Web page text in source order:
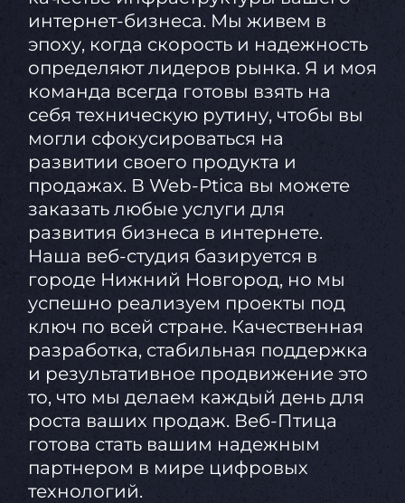
интернет-бизнеса. Мы живем в
эпоху, когда скорость и надежность
определяют лидеров рынка. Я и моя
команда всегда готовы взять на
себя техническую рутину, чтобы вы
могли сфокусироваться на
развитии своего продукта и
продажах. В Web-Ptica вы можете
заказать любые услуги для
развития бизнеса в интернете.
Наша веб-студия базируется в
городе Нижний Новгород, но мы
успешно реализуем проекты под
ключ по всей стране. Качественная
разработка, стабильная поддержка
и результативное продвижение это
то, что мы делаем каждый день для
роста ваших продаж. Веб-Птица
готова стать вашим надежным
партнером в мире цифровых
технологий.